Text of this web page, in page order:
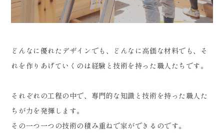
どんなに優れたデザインでも、どんなに高価な材料でも、そ
れを作りあげていくのは経験と技術を持った職人たちです。
それぞれの工程の中で、専門的な知識と技術を持った職人た
ちが力を発揮します。
その一つ一つの技術の積み重ねで家ができるのです。